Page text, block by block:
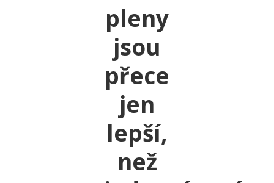
pleny
jsou
přece
jen
lepší,
než